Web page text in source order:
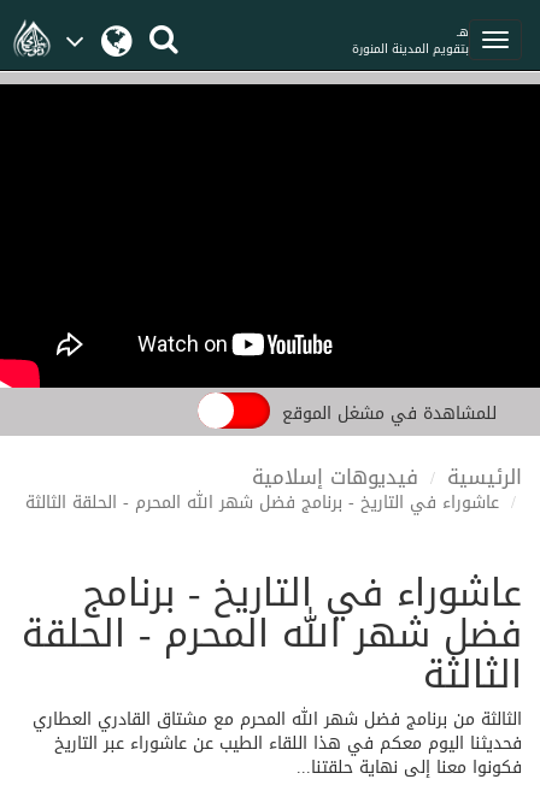
هـ
بتقويم المدينة المنورة
للمشاهدة في مشغل الموقع
الرئيسية فيديوهات إسلامية
عاشوراء في التاريخ - برنامج فضل شهر الله المحرم - الحلقة الثالثة
عاشوراء في التاريخ - برنامج
فضل شهر الله المحرم - الحلقة
الثالثة
الثالثة من برنامج فضل شهر الله المحرم مع مشتاق القادري العطاري
فحديثنا اليوم معكم في هذا اللقاء الطيب عن عاشوراء عبر التاريخ
فكونوا معنا إلى نهاية حلقتنا...